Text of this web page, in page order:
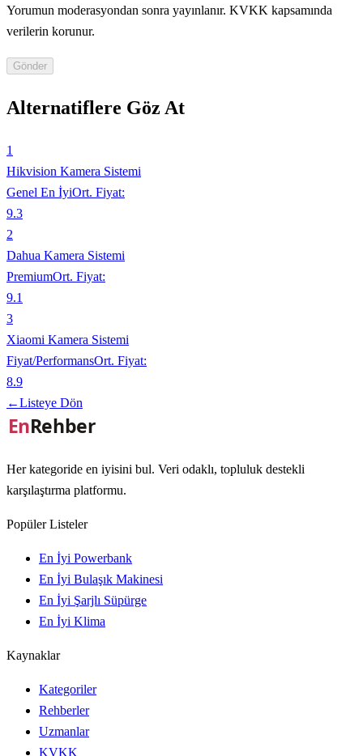
Yorumun moderasyondan sonra yayınlanır. KVKK kapsamında
verilerin korunur.
Gönder
Alternatiflere Göz At
1
Hikvision Kamera Sistemi
Genel En İyiOrt. Fiyat:
9.3
2
Dahua Kamera Sistemi
PremiumOrt. Fiyat:
9.1
3
Xiaomi Kamera Sistemi
Fiyat/PerformansOrt. Fiyat:
8.9
←Listeye Dön
Her kategoride en iyisini bul. Veri odaklı, topluluk destekli
karşılaştırma platformu.
Popüler Listeler
En İyi Powerbank
En İyi Bulaşık Makinesi
En İyi Şarjlı Süpürge
En İyi Klima
Kaynaklar
Kategoriler
Rehberler
Uzmanlar
KVKK